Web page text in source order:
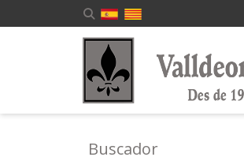
Buscador